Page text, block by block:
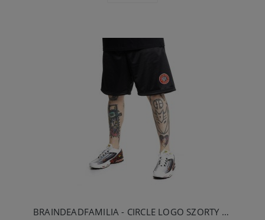
BRAINDEADFAMILIA - CIRCLE LOGO SZORTY DRESOWE CZARNE